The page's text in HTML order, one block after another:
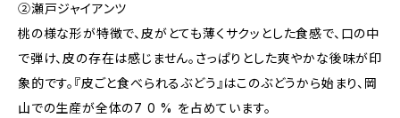
②瀬戸ジャイアンツ
桃の様な形が特徴で、皮がとても薄くサクッとした食感で、口の中
で弾け、皮の存在は感じません。さっぱりとした爽やかな後味が印
象的です。『皮ごと食べられるぶどう』はこのぶどうから始まり、岡
山での生産が全体の7 0 % を占めています。